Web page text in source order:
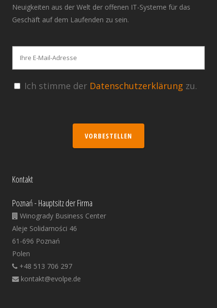
Neuigkeiten aus der Welt der offenen IT-Systeme für das
Geschäft auf dem Laufenden zu sein.
Ich stimme der Datenschutzerklärung zu.
VORBESTELLEN
Kontakt
Poznań - Hauptsitz der Firma
Winogrady Business Center
Aleje Solidarności 46
61-696 Poznań
Polen
+48 513 706 297
kontakt@evolpe.de